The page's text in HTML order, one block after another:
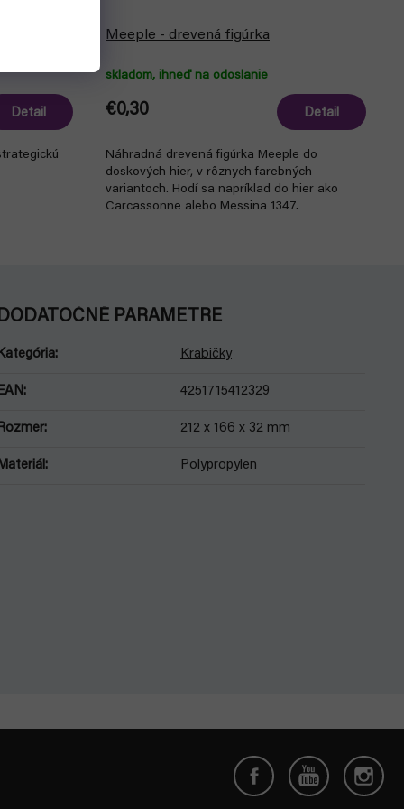
Detail
Meeple - drevená figúrka
skladom, ihneď na odoslanie
€0,30 Detail
Náhradná drevená figúrka Meeple do
doskových hier, v rôznych farebných
variantoch. Hodí sa napríklad do hier ako
Carcassonne alebo Messina 1347.
PARAMETRE
: Krabičky
: 4251715412329
: 212 x 166 x 32 mm
: Polypropylen